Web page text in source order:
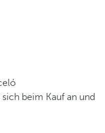
beim Kauf an und